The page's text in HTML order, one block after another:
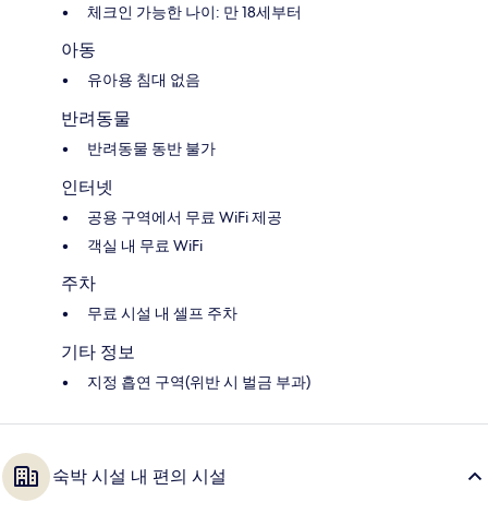
체크인 가능한 나이: 만 18세부터
아동
유아용 침대 없음
반려동물
반려동물 동반 불가
인터넷
공용 구역에서 무료 WiFi 제공
객실 내 무료 WiFi
주차
무료 시설 내 셀프 주차
기타 정보
지정 흡연 구역(위반 시 벌금 부과)
숙박 시설 내 편의 시설